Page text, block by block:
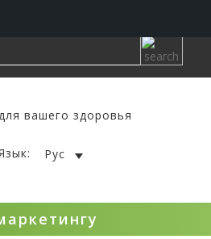
вашего здоровья
Рус